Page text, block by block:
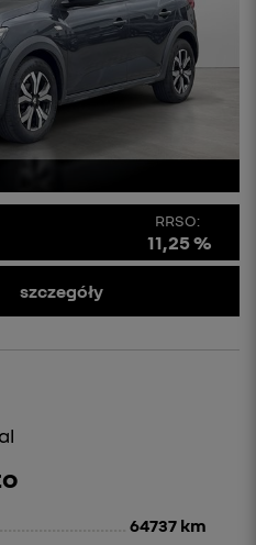
RRSO:
11,25 %
szczegóły
64737 km